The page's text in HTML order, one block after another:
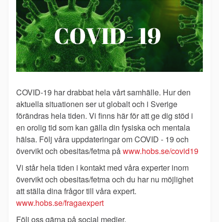
COVID-19 har drabbat hela vårt samhälle. Hur den
aktuella situationen ser ut globalt och i Sverige
förändras hela tiden. Vi finns här för att ge dig stöd i
en orolig tid som kan gälla din fysiska och mentala
hälsa. Följ våra uppdateringar om COVID - 19 och
övervikt och obesitas/fetma påwww.hobs.se/covid19
Vi står hela tiden i kontakt med våra experter inom
övervikt och obesitas/fetma och du har nu möjlighet
att ställa dina frågor till våra expert.
www.hobs.se/fragaexpert
Följ oss gärna på social medier.